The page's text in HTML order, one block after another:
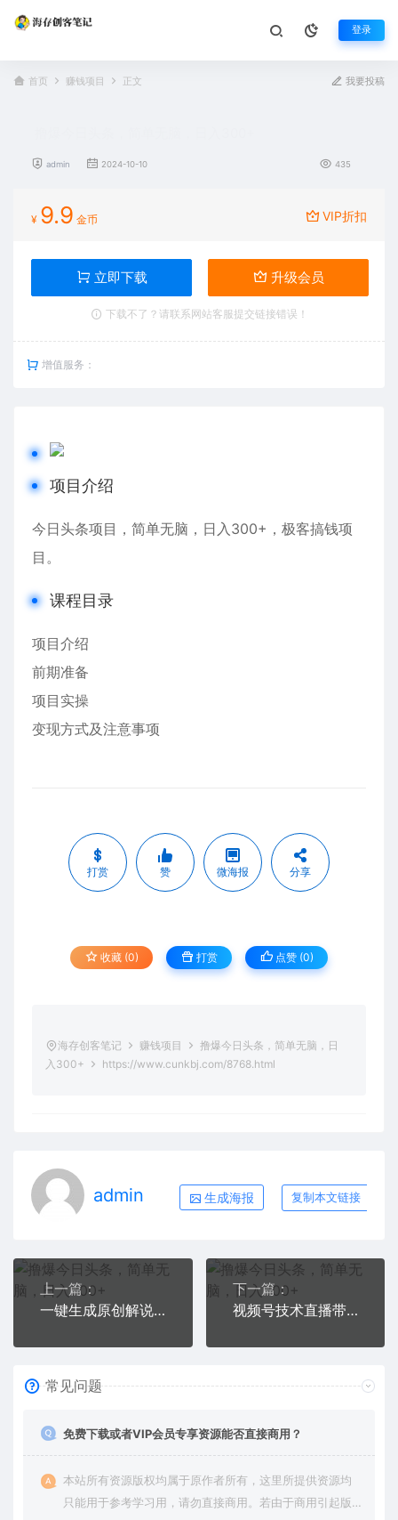
登录
首页 赚钱项目 正文 我要投稿
admin 2024-10-10 435
¥ 9.9 金币 VIP折扣
立即下载 升级会员
下载不了？请联系网站客服提交链接错误！
增值服务：
项目介绍
今日头条项目，简单无脑，日入300+，极客搞钱项
目。
课程目录
项目介绍
前期准备
项目实操
变现方式及注意事项
打赏 赞 微海报 分享
收藏 (0) 打赏 点赞 (0)
海存创客笔记 赚钱项目
撸爆今日头条，简单无脑，日
入300+
https://www.cunkbj.com/8768.html
admin 生成海报 复制本文链接
上一篇：
一键生成原创解说视频，小白也能日入3000+十秒钟即可搞定
下一篇：
视频号技术直播带货， 会读稿就行，小白日入1000+
常见问题
免费下载或者VIP会员专享资源能否直接商用？
本站所有资源版权均属于原作者所有，这里所提供资源均
只能用于参考学习用，请勿直接商用。若由于商用引起版